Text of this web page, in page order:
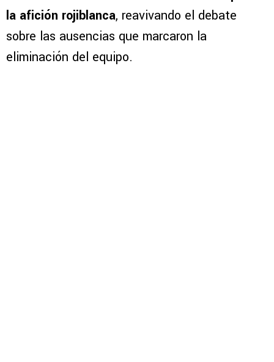
la afición rojiblanca, reavivando el debate
sobre las ausencias que marcaron la
eliminación del equipo.